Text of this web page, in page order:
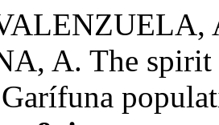
A. The spirit